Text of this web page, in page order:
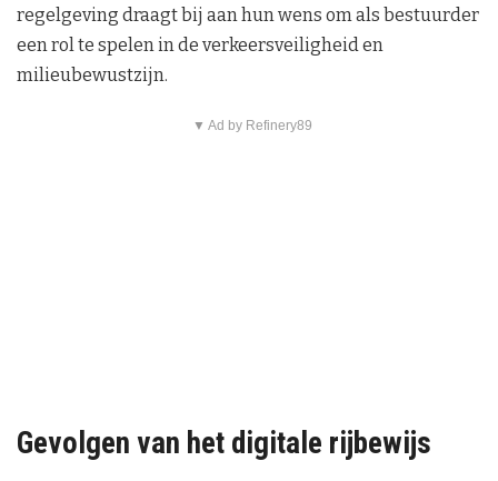
regelgeving draagt bij aan hun wens om als bestuurder
een rol te spelen in de verkeersveiligheid en
milieubewustzijn.
▼ Ad by Refinery89
Gevolgen van het digitale rijbewijs